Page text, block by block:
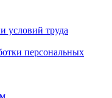
условий труда
персональных